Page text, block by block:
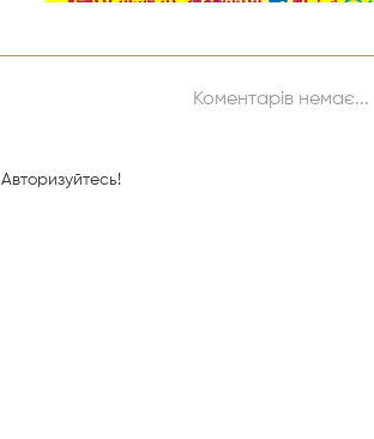
Коментарів немає...
Авторизуйтесь!